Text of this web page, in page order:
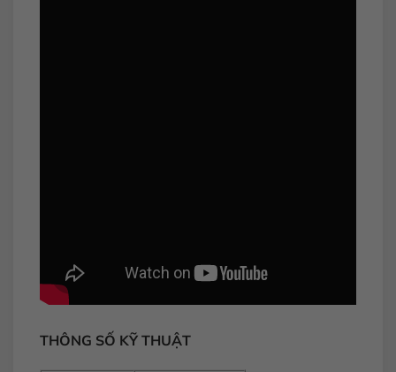
THÔNG SỐ KỸ THUẬT